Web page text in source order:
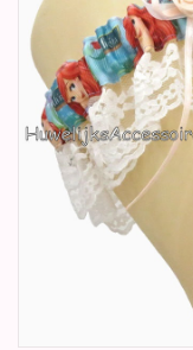
Geboorte, Doop en
Communie
SALE